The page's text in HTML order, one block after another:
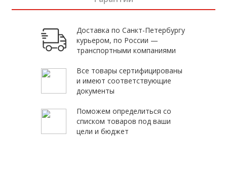
Доставка по Санкт-Петербургу
курьером, по России —
транспортными компаниями
Все товары сертифицированы
и имеют соответствующие
документы
Поможем определиться со
списком товаров под ваши
цели и бюджет